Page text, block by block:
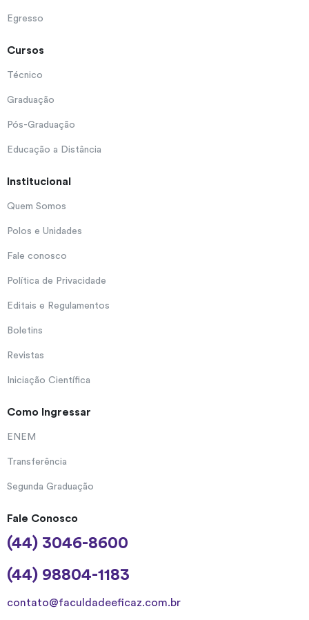
Egresso
Cursos
Técnico
Graduação
Pós-Graduação
Educação a Distância
Institucional
Quem Somos
Polos e Unidades
Fale conosco
Política de Privacidade
Editais e Regulamentos
Boletins
Revistas
Iniciação Científica
Como Ingressar
ENEM
Transferência
Segunda Graduação
Fale Conosco
(44) 3046-8600
(44) 98804-1183
contato@faculdadeeficaz.com.br